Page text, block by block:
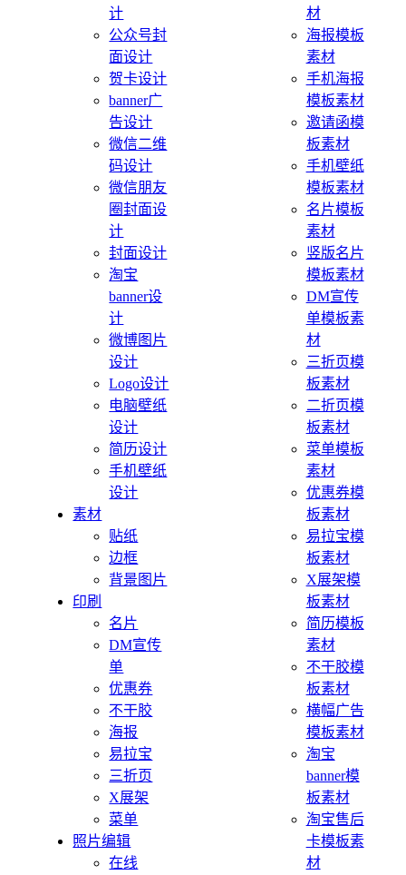
计
公众号封
面设计
贺卡设计
banner广
告设计
微信二维
码设计
微信朋友
圈封面设
计
封面设计
淘宝
banner设
计
微博图片
设计
Logo设计
电脑壁纸
设计
简历设计
手机壁纸
设计
素材
贴纸
边框
背景图片
印刷
名片
DM宣传
单
优惠券
不干胶
海报
易拉宝
三折页
X展架
菜单
照片编辑
在线
材
海报模板
素材
手机海报
模板素材
邀请函模
板素材
手机壁纸
模板素材
名片模板
素材
竖版名片
模板素材
DM宣传
单模板素
材
三折页模
板素材
二折页模
板素材
菜单模板
素材
优惠券模
板素材
易拉宝模
板素材
X展架模
板素材
简历模板
素材
不干胶模
板素材
横幅广告
模板素材
淘宝
banner模
板素材
淘宝售后
卡模板素
材